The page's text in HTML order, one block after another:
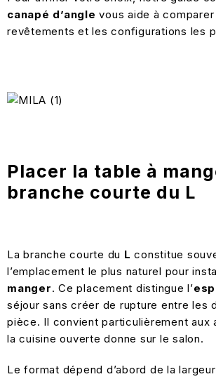
canapé d’angle vous aide à
revêtements et les configurations les
Placer la table à
branche courte du L
La branche courte du L constitue
l’emplacement le plus naturel pour
manger. Ce placement distingue l’
séjour sans créer de rupture entre les
pièce. Il convient particulièrement aux
la cuisine ouverte donne sur le salon.
Le format dépend d’abord de la